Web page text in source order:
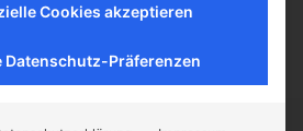
und Social-Media-Plattformen
mehr erforderlich.
Cookies akzeptieren
Datenschutz-Präferenzen